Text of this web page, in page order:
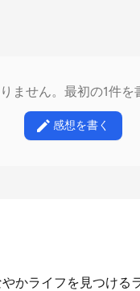
ません。最初の1件を
感想を書く
かライフを見つける